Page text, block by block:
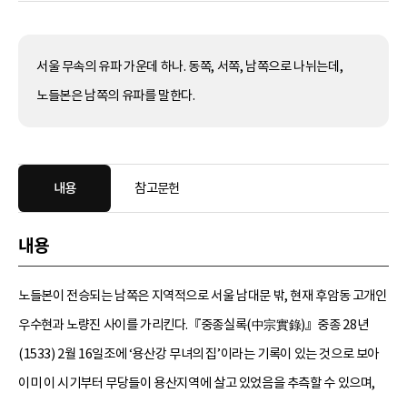
서울 무속의 유파 가운데 하나. 동쪽, 서쪽, 남쪽으로 나뉘는데,
노들본은 남쪽의 유파를 말한다.
내용 참고문헌
내용
노들본이 전승되는 남쪽은 지역적으로 서울 남대문 밖, 현재 후암동 고개인
우수현과 노량진 사이를 가리킨다.『중종실록(中宗實錄)』중종 28년
(1533) 2월 16일조에 ‘용산강 무녀의 집’이라는 기록이 있는 것으로 보아
이미 이 시기부터 무당들이 용산지역에 살고 있었음을 추측할 수 있으며,